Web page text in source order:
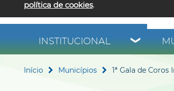
política de cookies.
INSTITUCIONAL
Início Municípios 1ª Gala de